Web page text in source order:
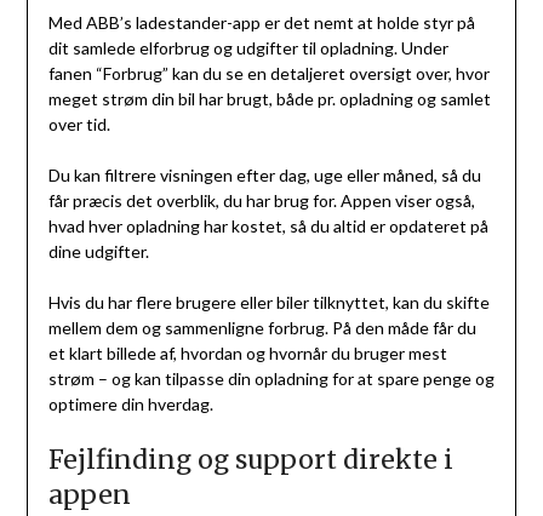
Med ABB’s ladestander-app er det nemt at holde styr på
dit samlede elforbrug og udgifter til opladning. Under
fanen “Forbrug” kan du se en detaljeret oversigt over, hvor
meget strøm din bil har brugt, både pr. opladning og samlet
over tid.
Du kan filtrere visningen efter dag, uge eller måned, så du
får præcis det overblik, du har brug for. Appen viser også,
hvad hver opladning har kostet, så du altid er opdateret på
dine udgifter.
Hvis du har flere brugere eller biler tilknyttet, kan du skifte
mellem dem og sammenligne forbrug. På den måde får du
et klart billede af, hvordan og hvornår du bruger mest
strøm – og kan tilpasse din opladning for at spare penge og
optimere din hverdag.
Fejlfinding og support direkte i
appen